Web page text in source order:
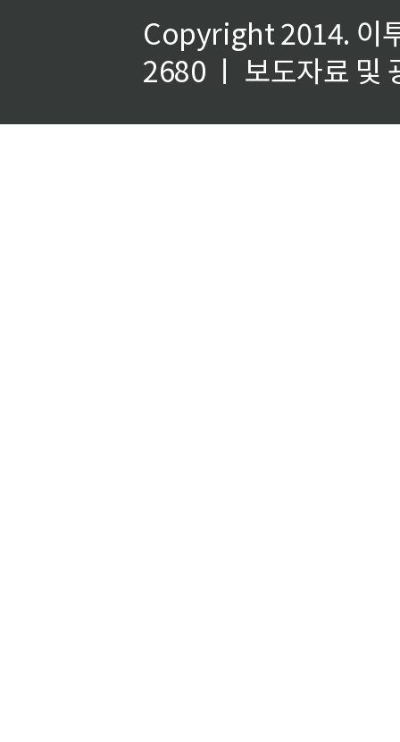
Copyright 2014. 이
2680 ㅣ 보도자료